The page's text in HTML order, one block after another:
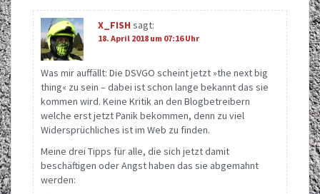
X_FISH sagt:
18. April 2018 um 07:16 Uhr
Was mir auffällt: Die DSVGO scheint jetzt »the next big
thing« zu sein – dabei ist schon lange bekannt das sie
kommen wird. Keine Kritik an den Blogbetreibern
welche erst jetzt Panik bekommen, denn zu viel
Widersprüchliches ist im Web zu finden.
Meine drei Tipps für alle, die sich jetzt damit
beschäftigen oder Angst haben das sie abgemahnt
werden: